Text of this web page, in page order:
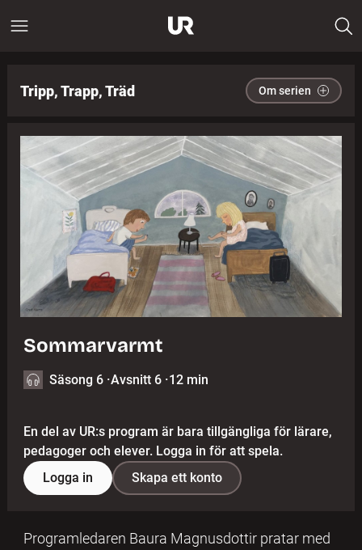
Tripp, Trapp, Träd Om serien
Sommarvarmt
Säsong 6 ·Avsnitt 6 ·12 min
En del av UR:s program är bara tillgängliga för lärare,
pedagoger och elever. Logga in för att spela.
Logga in
Skapa ett konto
Programledaren Baura Magnusdottir pratar med